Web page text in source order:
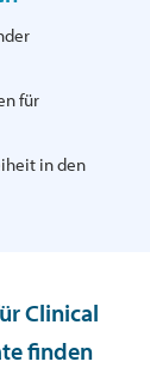
für
in den
Clinical
finden